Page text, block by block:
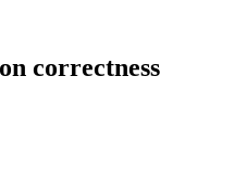
correctness